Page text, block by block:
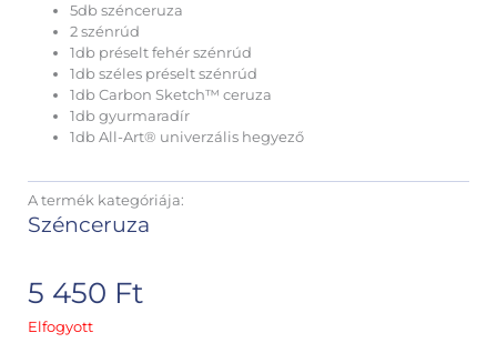
5db szénceruza
2 szénrúd
1db préselt fehér szénrúd
1db széles préselt szénrúd
1db Carbon Sketch™ ceruza
1db gyurmaradír
1db All-Art® univerzális hegyező
A termék kategóriája:
Szénceruza
5 450 Ft
Elfogyott